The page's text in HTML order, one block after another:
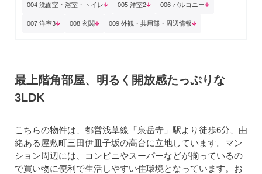
004 洗面室・浴室・トイレ 005 洋室2 006 バルコニー
007 洋室3 008 玄関 009 外観・共用部・周辺情報
最上階角部屋、明るく開放感たっぷりな
3LDK
こちらの物件は、都営浅草線「泉岳寺」駅より徒歩6分、由
緒ある屋敷町三田伊皿子坂の高台に立地しています。マン
ション周辺には、コンビニやスーパーなどが揃っているの
で買い物に便利で生活しやすい住環境となっています。お